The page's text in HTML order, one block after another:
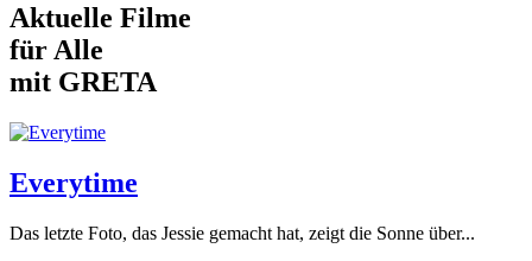
Aktuelle Filme
für Alle
mit GRETA
Everytime
Das letzte Foto, das Jessie gemacht hat, zeigt die Sonne über...